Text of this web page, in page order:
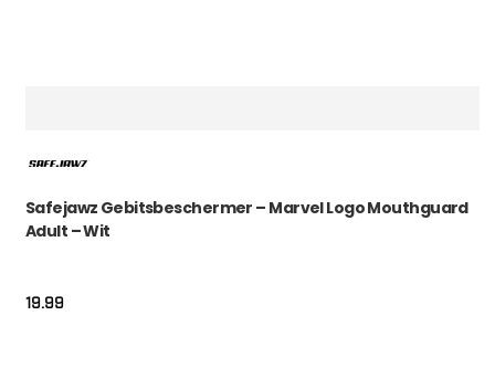
Safejawz Gebitsbeschermer – Marvel Logo Mouthguard
Adult – Wit
19.99